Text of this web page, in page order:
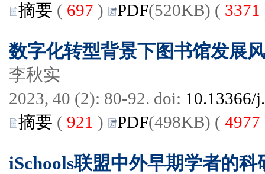
摘要 ( 697 ) PDF(520KB) ( 3371
数字化转型背景下图书馆发展
李秋实
2023, 40 (2): 80-92. doi: 10.13366/
摘要 ( 921 ) PDF(498KB) ( 4977
iSchools联盟中外早期学者的